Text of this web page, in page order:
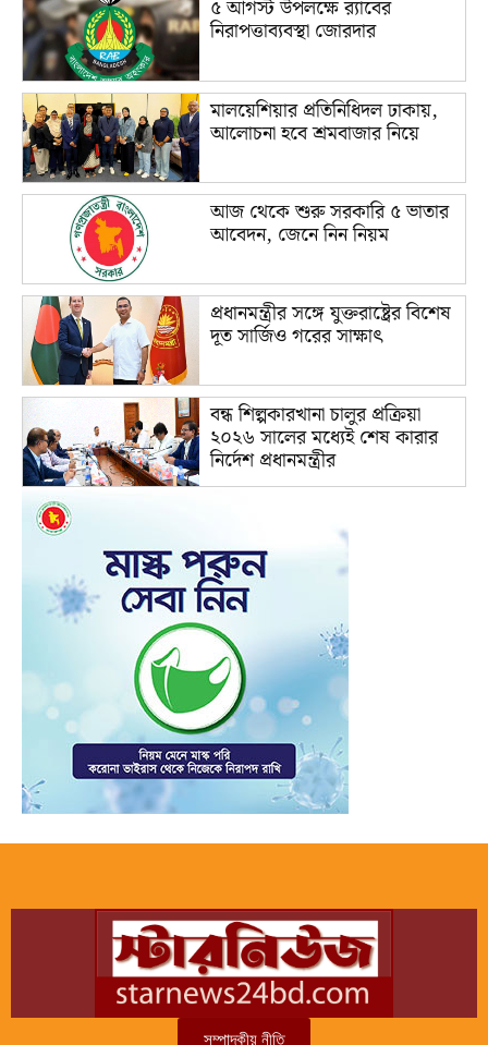
৫ আগস্ট উপলক্ষে র‌্যাবের
নিরাপত্তাব্যবস্থা জোরদার
মালয়েশিয়ার প্রতিনিধিদল ঢাকায়,
আলোচনা হবে শ্রমবাজার নিয়ে
আজ থেকে শুরু সরকারি ৫ ভাতার
আবেদন, জেনে নিন নিয়ম
প্রধানমন্ত্রীর সঙ্গে যুক্তরাষ্ট্রের বিশেষ
দূত সার্জিও গরের সাক্ষাৎ
বন্ধ শিল্পকারখানা চালুর প্রক্রিয়া
২০২৬ সালের মধ্যেই শেষ কারার
নির্দেশ প্রধানমন্ত্রীর
সম্পাদকীয় নীতি